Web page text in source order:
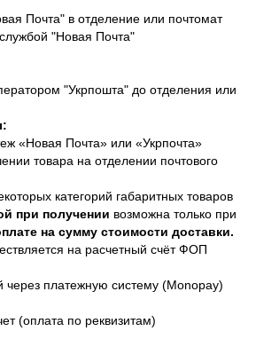
Почта" в отделение или почтомат
"Новая Почта"
"Укрпошта" до отделения или
«Новая Почта» или «Укрпочта»
товара на отделении почтового
категорий габаритных товаров
при получении возможна только при
на сумму стоимости доставки.
на расчетный счёт ФОП
через платежную систему (Monopay)
(оплата по реквизитам)